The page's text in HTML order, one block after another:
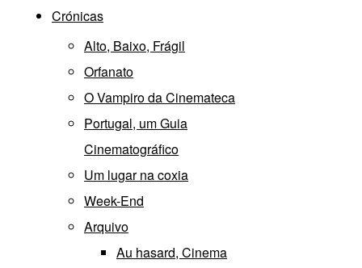
Crónicas
Alto, Baixo, Frágil
Orfanato
O Vampiro da Cinemateca
Portugal, um Guia
Cinematográfico
Um lugar na coxia
Week-End
Arquivo
Au hasard, Cinema